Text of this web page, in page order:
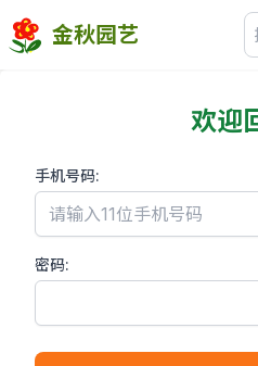
金秋园艺
欢迎
手机号码:
密码: